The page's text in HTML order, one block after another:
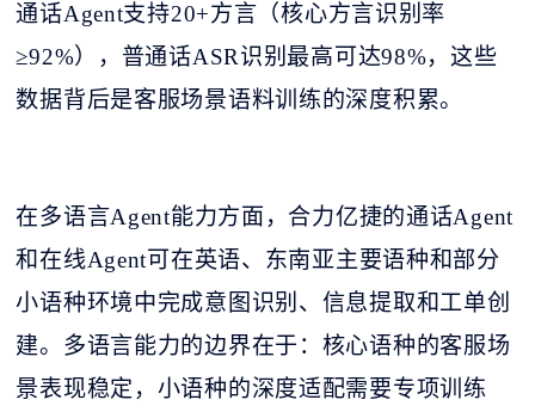
通话Agent支持20+方言（核心方言识别率
≥92%），普通话ASR识别最高可达98%，这些
数据背后是客服场景语料训练的深度积累。
在多语言Agent能力方面，合力亿捷的通话Agent
和在线Agent可在英语、东南亚主要语种和部分
小语种环境中完成意图识别、信息提取和工单创
建。多语言能力的边界在于：核心语种的客服场
景表现稳定，小语种的深度适配需要专项训练